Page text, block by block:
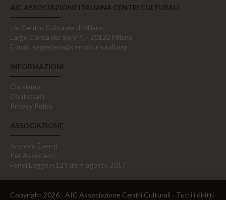
AIC ASSOCIAZIONE ITALIANA CENTRI CULTURALI
c/o Centro Culturale di Milano
Largo Corsia dei Servi 4, - 20122 Milano
E-mail: segreteria@centriculturali.org
INFORMAZIONI
Chi siamo
Contattaci
Privacy Policy
ASSOCIAZIONE
Archivio Eventi
Per Associarsi
Fondi Legge n.124 del 4 agosto 2017
Copyright 2026 - AIC Associazione Centri Culturali - Tutti i diritti